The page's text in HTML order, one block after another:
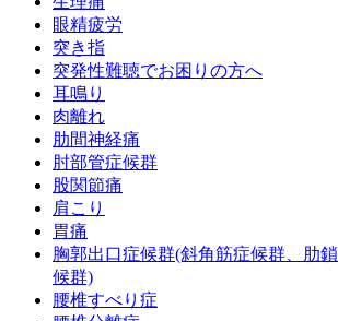
眼精疲労
突き指
突発性難聴でお困りの方へ
耳鳴り
肉離れ
肋間神経痛
肘部管症候群
股関節痛
肩こり
胃痛
胸郭出口症候群(斜角筋症候群、肋
候群)
腰椎すべり症